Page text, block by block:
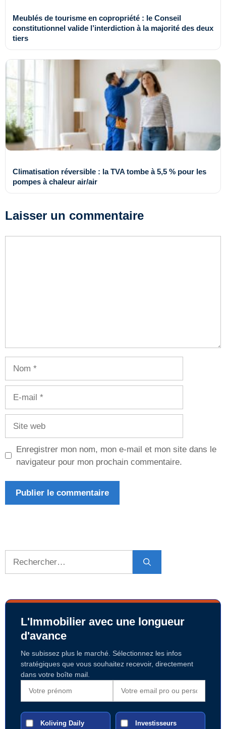
Meublés de tourisme en copropriété : le Conseil
constitutionnel valide l’interdiction à la majorité des deux
tiers
Climatisation réversible : la TVA tombe à 5,5 % pour les
pompes à chaleur air/air
Laisser un commentaire
Enregistrer mon nom, mon e-mail et mon site dans le
navigateur pour mon prochain commentaire.
L'Immobilier avec une longueur
d'avance
Ne subissez plus le marché. Sélectionnez les infos
stratégiques que vous souhaitez recevoir, directement
dans votre boîte mail.
Koliving Daily Investisseurs